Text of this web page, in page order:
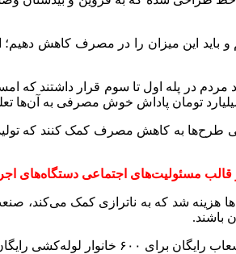
مترمعکب ناترازی داشتیم و باید این میزان را
طرح‌ها به کاهش مصرف کمک کنند که تولید
مسئولیت‌های اجتماعی دستگاه‌های
برای بهینه‌سازی موتورخانه‌ها هزینه شد که به
باشند.
رایگان انجام شد.